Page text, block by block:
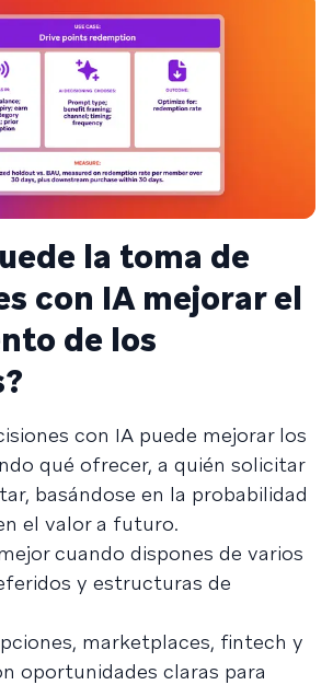
la toma de
con IA mejorar el
de los
con IA puede mejorar los
qué ofrecer, a quién solicitar
basándose en la probabilidad
el valor a futuro.
cuando dispones de varios
y estructuras de
marketplaces, fintech y
oportunidades claras para